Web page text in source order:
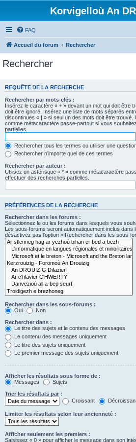
Korvigelloù An
FAQ
Accueil du forum Rechercher
Rechercher
REQUÊTE DE LA RECHERCHE
Rechercher par mots-clés :
Insérez le caractère « + » devant un mot qui doit être
doit être ignoré. Insérez une liste de mots séparés
discontinues « | » si seul un des mots doit être trouvé.
comme métacaractère passe-partout si vous
partielles.
Rechercher tous les termes ou utiliser une
Rechercher n’importe quel de ces termes
Rechercher par auteur :
Utilisez un astérisque « * » comme métacaractère
effectuer des recherches partielles.
PRÉFÉRENCES DE LA RECHERCHE
Rechercher dans les forums :
Sélectionnez le ou les forums dans lesquels vous
Les sous-forums seront automatiquement inclus
désactivez pas l’option « Rechercher dans les sous-
Rechercher dans les sous-forums :
Oui
Non
Rechercher dans :
Le titre des sujets et le contenu des messages
Le contenu des messages uniquement
Le titre des sujets uniquement
Le premier message des sujets uniquement
Afficher les résultats sous forme de :
Messages
Sujets
Trier les résultats par :
Croissant
Limiter les résultats selon leur ancienneté :
Afficher seulement les premiers :
Saisissez « 0 » pour afficher le message dans son